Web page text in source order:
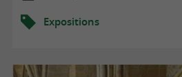
Expositions